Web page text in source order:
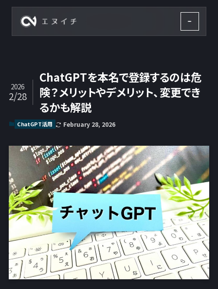
ChatGPTを本名で登録するのは危
険？メリットやデメリット、変更でき
るかも解説
2026
2/28
ChatGPT活用 February 28, 2026